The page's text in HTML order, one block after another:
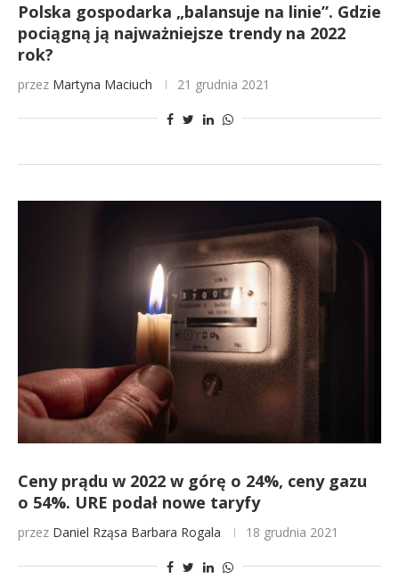
Polska gospodarka „balansuje na linie”. Gdzie
pociągną ją najważniejsze trendy na 2022
rok?
przez Martyna Maciuch 21 grudnia 2021
Ceny prądu w 2022 w górę o 24%, ceny gazu
o 54%. URE podał nowe taryfy
przez Daniel Rząsa Barbara Rogala 18 grudnia 2021